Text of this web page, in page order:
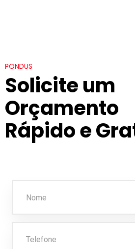
PONDUS
Solicite um
Orçamento
Rápido e